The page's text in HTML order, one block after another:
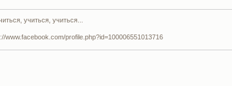
учиться, учиться...
profile.php?id=100006551013716